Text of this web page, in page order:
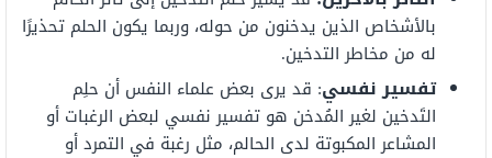
بالأشخاص الذين يدخنون من حوله، وربما يكون الحلم تحذيرًا
له من مخاطر التدخين.
تفسير نفسي: قد يرى بعض علماء النفس أن حلِم
التَدخين لغير المُدخن هو تفسير نفسي لبعض الرغبات أو
المشاعر المكبوتة لدى الحالم، مثل رغبة في التمرد أو